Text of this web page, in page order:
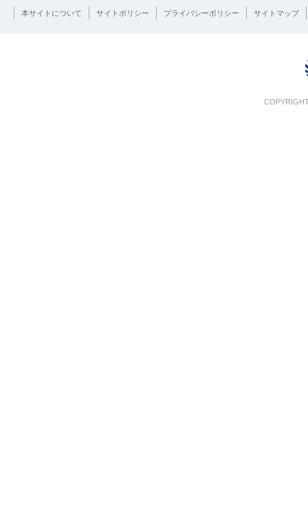
本サイトについて サイトポリシー プライバシーポリシー サイトマップ